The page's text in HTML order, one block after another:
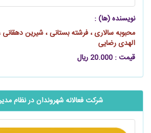
نویسنده (ها) :
محبوبه سالاری ، فرشته بستانی ، شیرین
الهدی رضایی
قیمت : 20.000 ریال
شرکت فعالانه شهروندان در نظام